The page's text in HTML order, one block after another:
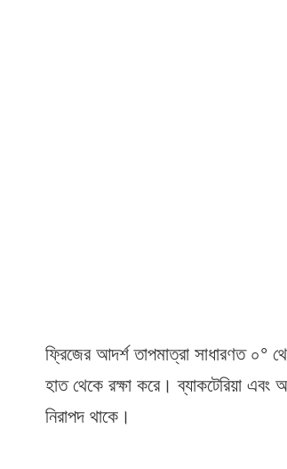
ফ্রিজের আদর্শ তাপমাত্রা সাধারণত ০°
হাত থেকে রক্ষা করে। ব্যাকটেরিয়া এবং
নিরাপদ থাকে।